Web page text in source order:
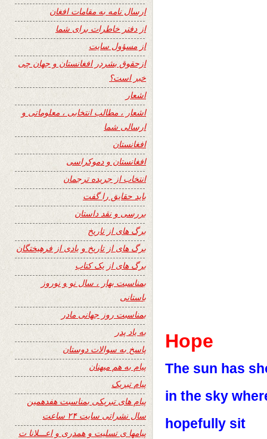
Hope
The sun has
in the sky
hopefully sit
ارسال نامه به مقامات افغان
از دفتر خاطرات برای شما
از مسؤول سایت
ازحقوق بشردر افغانستان و جهان چی
خبر است؟
اشعار
اشعار ، مطالب انتخابی ، معلوماتی و
ارسالی شما
افغانستان
افغانستان و دموکراسی
انتخاب از جریده ترجمان
باید حقایق را گفت
بررسی و نقد داستان
برگ های از تاریخ
برگ های از تاریخ و یادی از فرهیختگان
برگ های از یک کتاب
بمناسبت بهار ، سال نو و نوروز
باستانی
بمناسبت روز جهانی مادر
به یاد پدر
پاسخ به سوالات دوستان
پیام به هم میهنان
پیام تبریک
پیام های تبریکی بمناسبت هفدهمین
سال نشراتی سایت ۲۴ ساعت
پیامها ی تسلیت و همدری و اعـــلانا ت